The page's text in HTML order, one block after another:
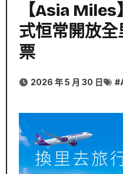
【Asia
式恒常開放
票
2026 年 5 月 30 日 #